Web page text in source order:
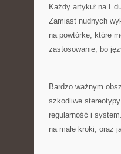
Każdy artykuł na
Zamiast nudnych
na powtórkę, które
zastosowanie, bo
Bardzo ważnym
szkodliwe
regularność i
na małe kroki, oraz